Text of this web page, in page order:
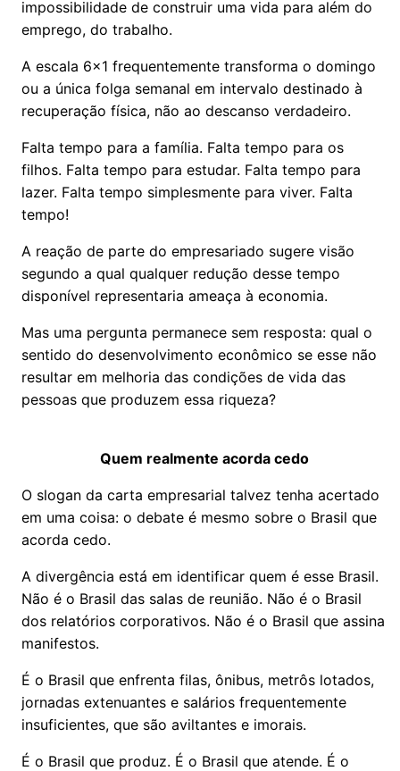
impossibilidade de construir uma vida para além do
emprego, do trabalho.
A escala 6x1 frequentemente transforma o domingo
ou a única folga semanal em intervalo destinado à
recuperação física, não ao descanso verdadeiro.
Falta tempo para a família. Falta tempo para os
filhos. Falta tempo para estudar. Falta tempo para
lazer. Falta tempo simplesmente para viver. Falta
tempo!
A reação de parte do empresariado sugere visão
segundo a qual qualquer redução desse tempo
disponível representaria ameaça à economia.
Mas uma pergunta permanece sem resposta: qual o
sentido do desenvolvimento econômico se esse não
resultar em melhoria das condições de vida das
pessoas que produzem essa riqueza?
Quem realmente acorda cedo
O slogan da carta empresarial talvez tenha acertado
em uma coisa: o debate é mesmo sobre o Brasil que
acorda cedo.
A divergência está em identificar quem é esse Brasil.
Não é o Brasil das salas de reunião. Não é o Brasil
dos relatórios corporativos. Não é o Brasil que assina
manifestos.
É o Brasil que enfrenta filas, ônibus, metrôs lotados,
jornadas extenuantes e salários frequentemente
insuficientes, que são aviltantes e imorais.
É o Brasil que produz. É o Brasil que atende. É o